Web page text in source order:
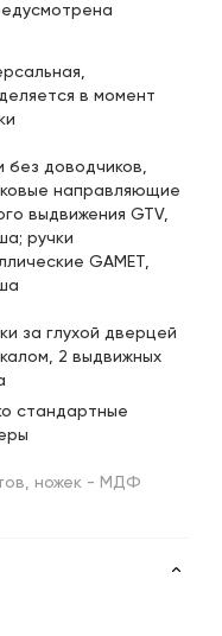
в момент
без доводчиков,
направляющие
выдвижения GTV,
ручки
GAMET,
за глухой дверцей
2 выдвижных
стандартные
ножек - МДФ